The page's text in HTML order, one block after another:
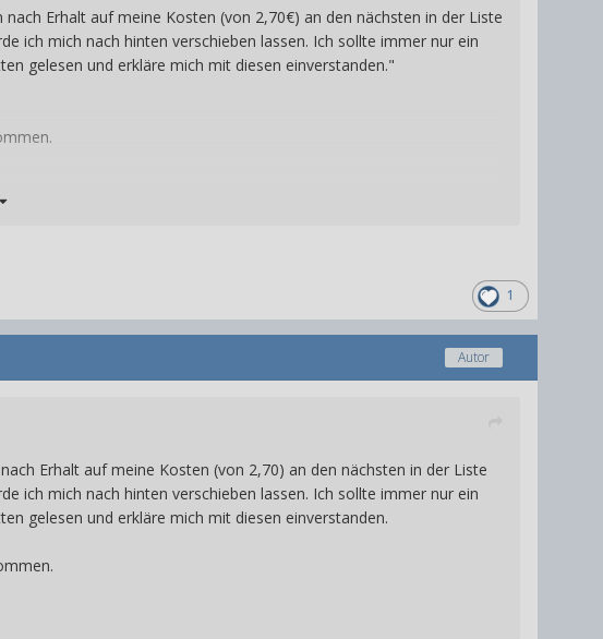
nach Erhalt auf meine Kosten (von 2,70€) an den nächsten in der Liste
ich mich nach hinten verschieben lassen. Ich sollte immer nur ein
gelesen und erkläre mich mit diesen einverstanden."
1
Autor
Erhalt auf meine Kosten (von 2,70) an den nächsten in der Liste
ich mich nach hinten verschieben lassen. Ich sollte immer nur ein
gelesen und erkläre mich mit diesen einverstanden.